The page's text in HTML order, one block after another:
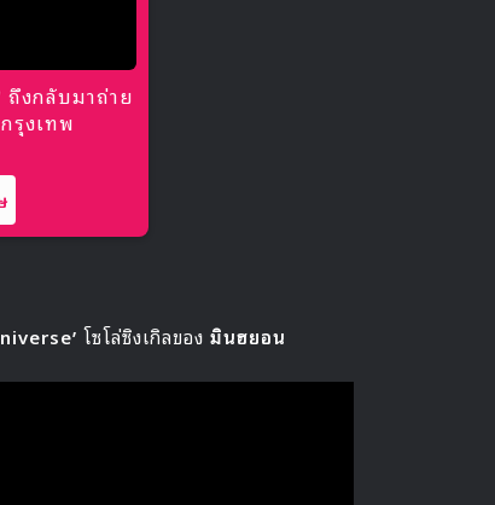
ถึงกลับมาถ่าย
รุงเทพ
โซโล่ซิงเกิลของ มินฮยอน